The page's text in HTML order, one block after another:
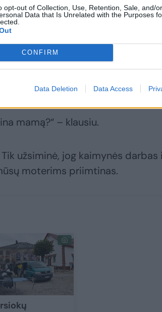
opt-out of Collection, Use, Retention, Sale, and/
Data that Is Unrelated with the Purposes
CONFIRM
Data Deletion Data Access
džiaugtis gyvenimu! Kai užėjo
kitų kaimynių, kokį taip
mūsų pažįstama? Gal ir
mamą?“ – klausiu.
užsiminė, jog kaimynės darbas
moterims priimtinas.